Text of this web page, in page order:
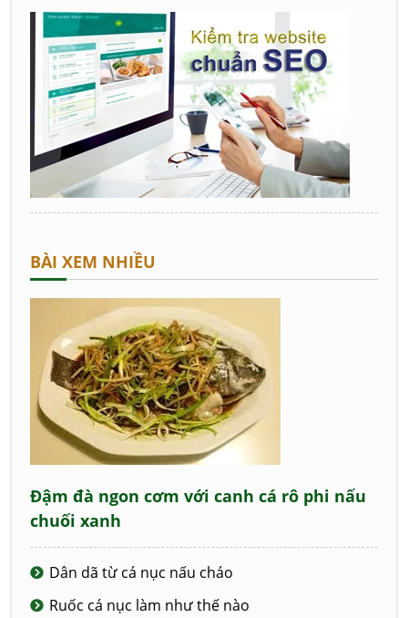
BÀI XEM NHIỀU
Đậm đà ngon cơm với canh cá rô phi nấu
chuối xanh
Dân dã từ cá nục nấu cháo
Ruốc cá nục làm như thế nào